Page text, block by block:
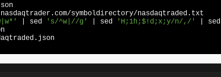
symboldirectory/nasdaqtraded.txt
| sed 's/^w|//g' | sed 'H;1h;$!d;x;y/n/,/' | sed